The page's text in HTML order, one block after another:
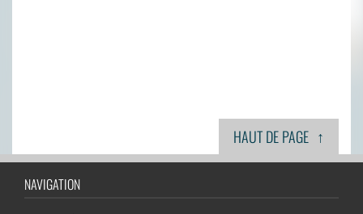
HAUT DE PAGE ↑
NAVIGATION